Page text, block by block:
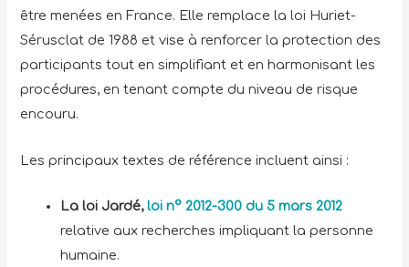
être menées en France. Elle remplace la loi Huriet-
Sérusclat de 1988 et vise à renforcer la protection des
participants tout en simplifiant et en harmonisant les
procédures, en tenant compte du niveau de risque
encouru.
Les principaux textes de référence incluent ainsi :
La loi Jardé,loi n° 2012-300 du 5 mars 2012
relative aux recherches impliquant la personne
humaine.